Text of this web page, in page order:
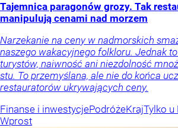
Tajemnica paragonów grozy. Tak
manipulują cenami nad morzem
Narzekanie na ceny w nadmorskich
naszego wakacyjnego folkloru. Jednak to
turystów, naiwność ani niezdolność
stu. To przemyślana, ale nie do końca
restauratorów ukrywających ceny.
Finanse i inwestycjePodróżeKrajTylko u
Wprost